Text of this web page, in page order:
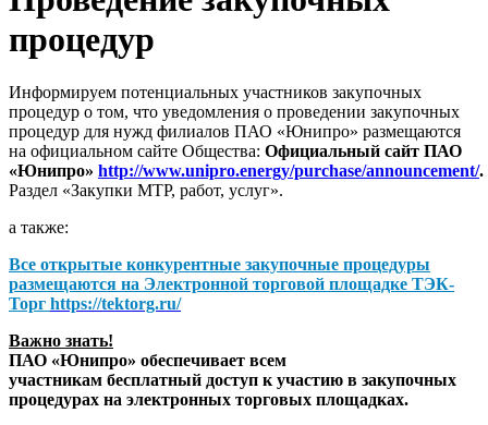
процедур
Информируем потенциальных участников закупочных
процедур о том, что уведомления о проведении закупочных
процедур для нужд филиалов ПАО «Юнипро» размещаются
на официальном сайте Общества: Официальный сайт ПАО
«Юнипро» http://www.unipro.energy/purchase/announcement/.
Раздел «Закупки МТР, работ, услуг».
а также:
Все открытые конкурентные закупочные процедуры
размещаются на Электронной торговой площадке ТЭК-
Торг https://tektorg.ru/
Важно знать!
ПАО «Юнипро» обеспечивает всем
участникам бесплатный доступ к участию в закупочных
процедурах на электронных торговых площадках.